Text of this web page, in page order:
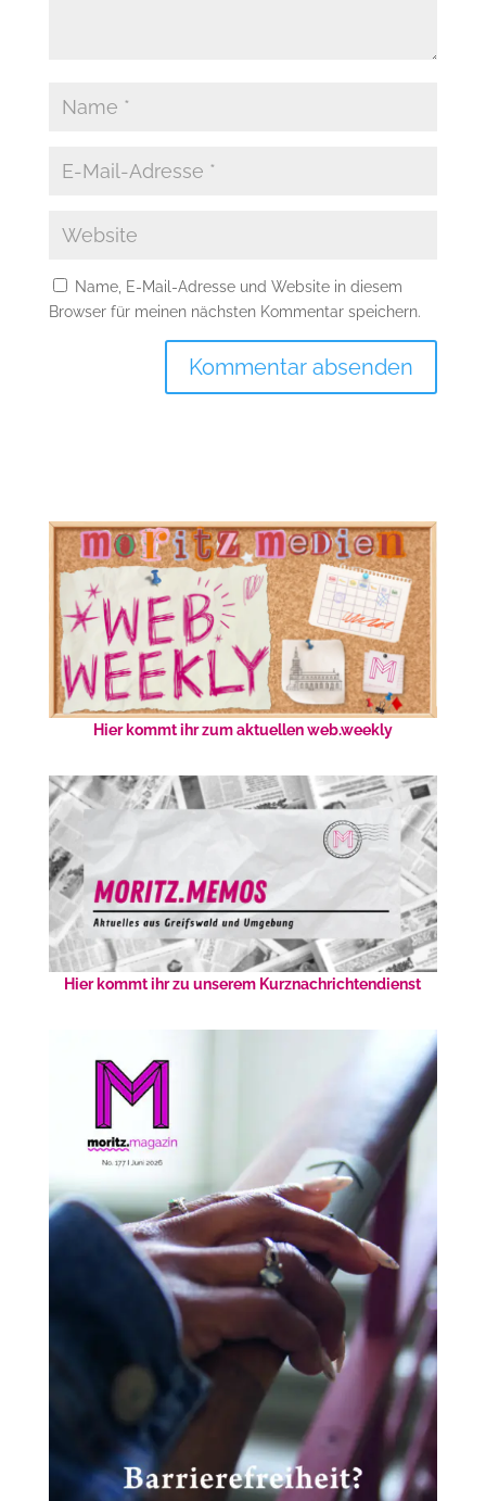
Name, E-Mail-Adresse und Website in diesem
Browser für meinen nächsten Kommentar speichern.
Hier kommt ihr zum aktuellen web.weekly
Hier kommt ihr zu unserem Kurznachrichtendienst